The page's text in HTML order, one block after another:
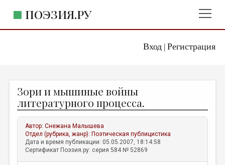
Вход| Регистрация
ПОЭЗИЯ.РУ
ЖАНРЫ
АВТОРЫ
КОММЕНТАРИИ
ЛИТСАЛОН
Зори и мышиные войны
литературного процесса.
Автор:Снежана Малышева
Отдел (рубрика, жанр): Поэтическая публицистика
Дата и время публикации: 05.05.2007, 18:14:58
Сертификат Поэзия.ру: серия 584 № 52869